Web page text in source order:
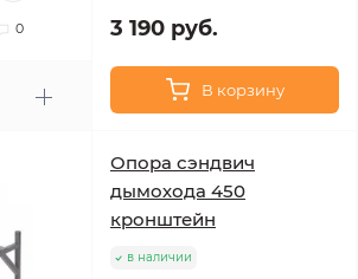
0 3 190 руб.
В корзину
Опора сэндвич
дымохода 450
кронштейн
в наличии